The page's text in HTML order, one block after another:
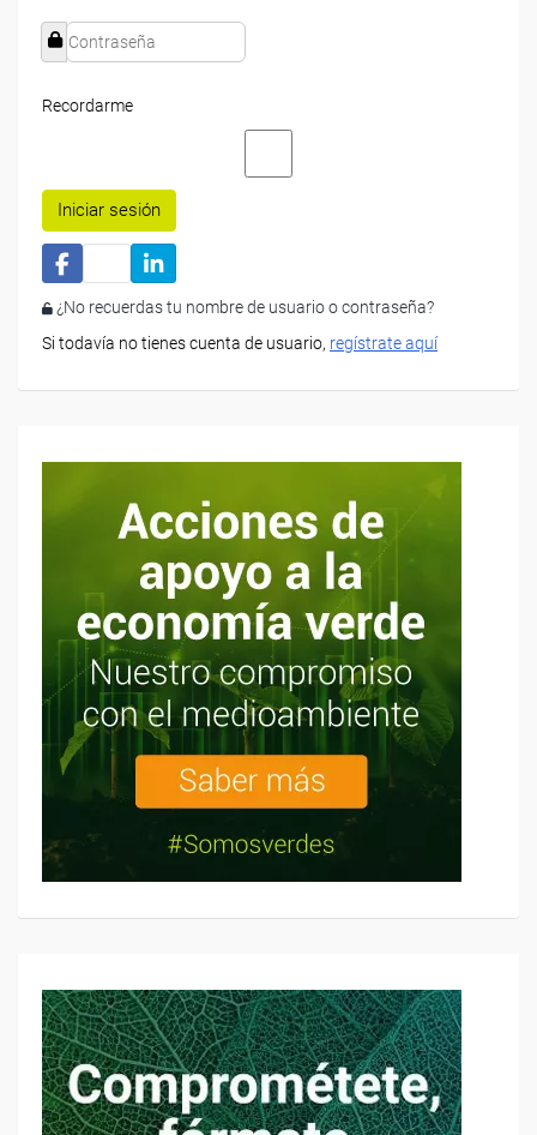
Recordarme
Iniciar sesión
¿No recuerdas tu nombre de usuario o contraseña?
Si todavía no tienes cuenta de usuario, regístrate aquí